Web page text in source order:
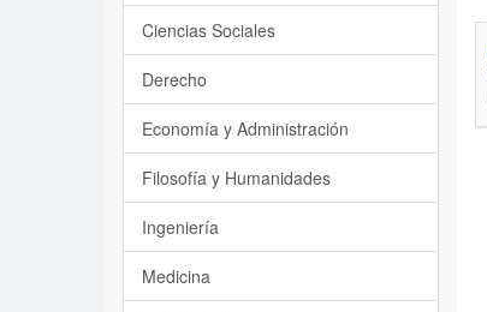
Ciencias Sociales
Derecho
Economía y Administración
Filosofía y Humanidades
Ingeniería
Medicina